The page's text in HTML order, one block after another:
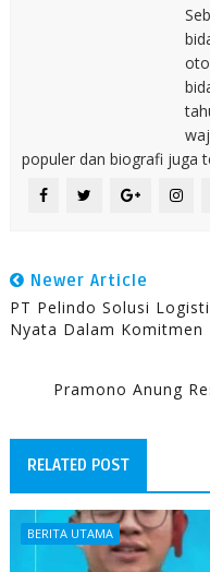
populer dan biografi juga
Newer Article
PT Pelindo Solusi
Nyata Dalam Komitmen
Pramono Anung
RELATED POST
BERITA UTAMA